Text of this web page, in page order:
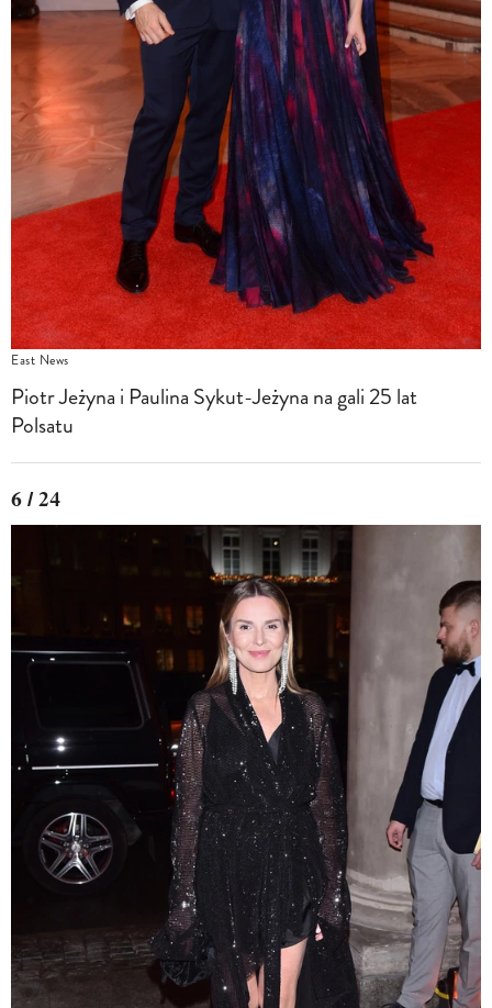
East News
Piotr Jeżyna i Paulina Sykut-Jeżyna na gali 25 lat
Polsatu
6 / 24